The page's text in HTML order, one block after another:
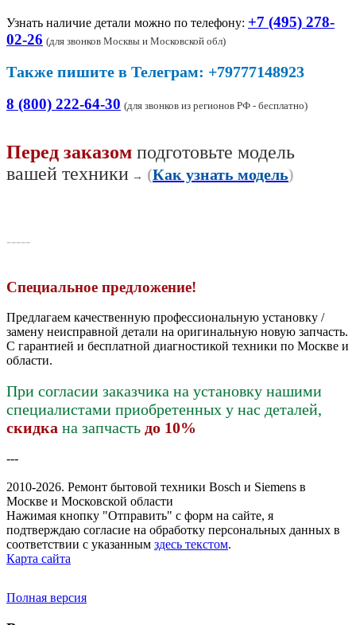
Узнать наличие детали можно по телефону: +7 (495) 278-
02-26 (для звонков Москвы и Московской обл)
Также пишите в Телеграм: +79777148923
8 (800) 222-64-30 (для звонков из регионов РФ - бесплатно)
Перед заказом подготовьте модель
вашей техники → (Как узнать модель)
-----
Специальное предложение!
Предлагаем качественную профессиональную установку /
замену неисправной детали на оригинальную новую запчасть.
С гарантией и бесплатной диагностикой техники по Москве и
области.
При согласии заказчика на установку нашими
специалистами приобретенных у нас деталей,
скидка на запчасть до 10%
---
2010-2026. Ремонт бытовой техники Bosch и Siemens в
Москве и Московской области
Нажимая кнопку "Отправить" c форм на сайте, я
подтверждаю согласие на обработку персональных данных в
соответствии с указанным здесь текстом.
Карта сайта
Полная версия